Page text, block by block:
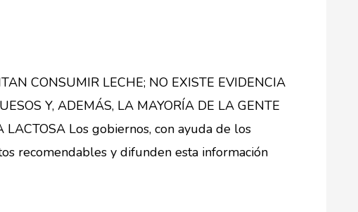
CONSUMIR LECHE; NO EXISTE EVIDENCIA
Y, ADEMÁS, LA MAYORÍA DE LA GENTE
Los gobiernos, con ayuda de los
recomendables y difunden esta información